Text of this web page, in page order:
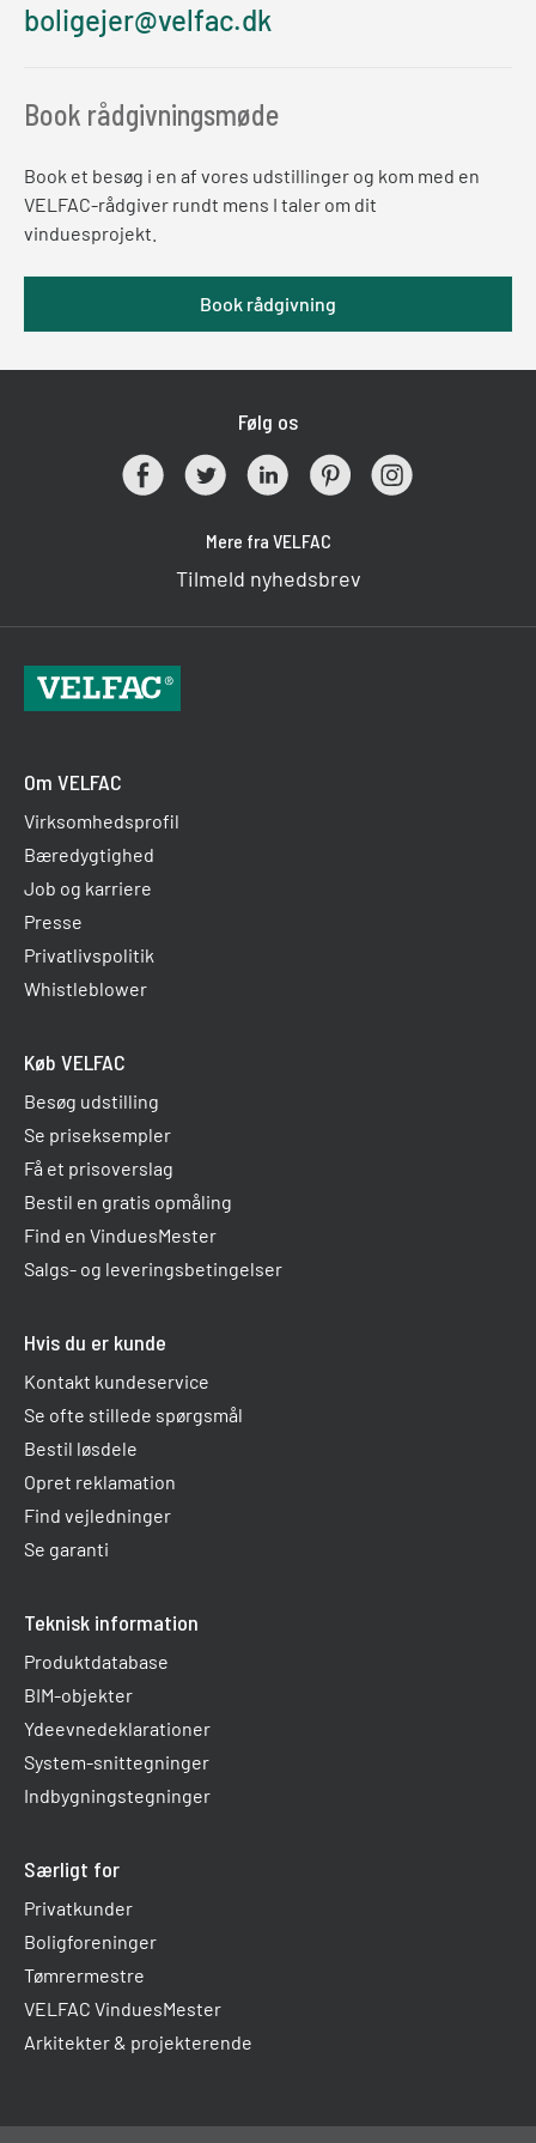
boligejer@velfac.dk
Book rådgivningsmøde
Book et besøg i en af vores udstillinger og kom med en
VELFAC-rådgiver rundt mens I taler om dit
vinduesprojekt.
Book rådgivning
Følg os
Mere fra VELFAC
Tilmeld nyhedsbrev
Om VELFAC
Virksomhedsprofil
Bæredygtighed
Job og karriere
Presse
Privatlivspolitik
Whistleblower
Køb VELFAC
Besøg udstilling
Se priseksempler
Få et prisoverslag
Bestil en gratis opmåling
Find en VinduesMester
Salgs- og leveringsbetingelser
Hvis du er kunde
Kontakt kundeservice
Se ofte stillede spørgsmål
Bestil løsdele
Opret reklamation
Find vejledninger
Se garanti
Teknisk information
Produktdatabase
BIM-objekter
Ydeevnedeklarationer
System-snittegninger
Indbygningstegninger
Særligt for
Privatkunder
Boligforeninger
Tømrermestre
VELFAC VinduesMester
Arkitekter & projekterende